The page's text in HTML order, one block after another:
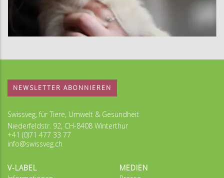
NEWSLETTER ABONNIEREN
Swissveg, für Tiere, Umwelt & Gesundheit
Niederfeldstr. 92, CH-8408 Winterthur
+41 (0)71 477 33 77
info@swissveg.ch
V-LABEL
MEDIEN